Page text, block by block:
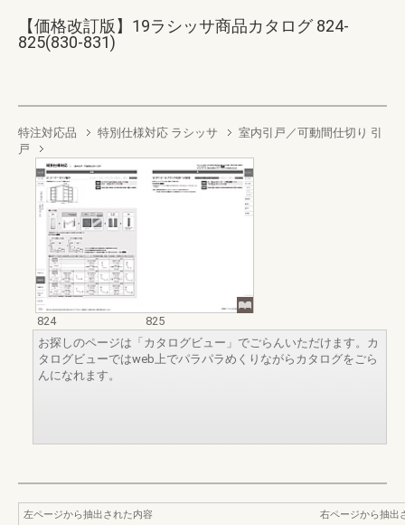
【価格改訂版】19ラシッサ商品カタログ 824-
825(830-831)
特注対応品 特別仕様対応 ラシッサ
室内引戸／可動間仕切り 引
戸
824
825
お探しのページは「カタログビュー」でごらんいただけます。カ
タログビューではweb上でパラパラめくりながらカタログをごら
んになれます。
左ページから抽出された内容
右ページから抽出